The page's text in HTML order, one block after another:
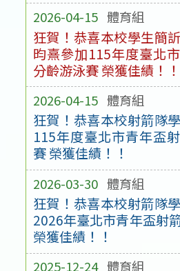
2026-04-15 體育組
狂賀！恭喜本校學生簡
昀熹參加115年度臺北
分齡游泳賽 榮獲佳績！！
2026-04-15 體育組
狂賀！恭喜本校射箭隊
115年度臺北市青年盃
賽 榮獲佳績！！
2026-03-30 體育組
狂賀！恭喜本校射箭隊
2026年臺北市青年盃射
榮獲佳績！！
2025-12-24 體育組